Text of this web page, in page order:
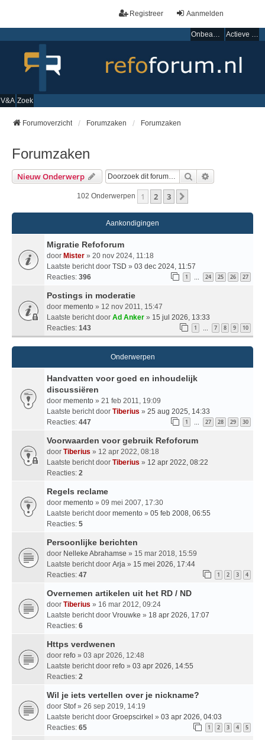
Aanmelden
Registreer
Onbeantwoorde onderwerpen Actieve onderwerpen
V&A Zoek
Forumoverzicht Forumzaken Forumzaken
Forumzaken
Nieuw Onderwerp Zoek
102 Onderwerpen 1 2 3
Aankondigingen
Migratie Refoforum
door Mister » 20 nov 2024, 11:18
Laatste bericht door TSD » 03 dec 2024, 11:57
Reacties: 396 1 … 24 25 26 27
Postings in moderatie
door memento » 12 nov 2011, 15:47
Laatste bericht door Ad Anker » 15 jul 2026, 13:33
Reacties: 143 1 … 7 8 9 10
Onderwerpen
Handvatten voor goed en inhoudelijk
discussiëren
door memento » 21 feb 2011, 19:09
Laatste bericht door Tiberius » 25 aug 2025, 14:33
Reacties: 447 1 … 27 28 29 30
Voorwaarden voor gebruik Refoforum
door Tiberius » 12 apr 2022, 08:18
Laatste bericht door Tiberius » 12 apr 2022, 08:22
Reacties: 2
Regels reclame
door memento » 09 mei 2007, 17:30
Laatste bericht door memento » 05 feb 2008, 06:55
Reacties: 5
Persoonlijke berichten
door Nelleke Abrahamse » 15 mar 2018, 15:59
Laatste bericht door Arja » 15 mei 2026, 17:44
Reacties: 47 1 2 3 4
Overnemen artikelen uit het RD / ND
door Tiberius » 16 mar 2012, 09:24
Laatste bericht door Vrouwke » 18 apr 2026, 17:07
Reacties: 6
Https verdwenen
door refo » 03 apr 2026, 12:48
Laatste bericht door refo » 03 apr 2026, 14:55
Reacties: 2
Wil je iets vertellen over je nickname?
door Stof» 26 sep 2019, 14:19
Laatste bericht door Groepscirkel » 03 apr 2026, 04:03
Reacties: 65 1 2 3 4 5